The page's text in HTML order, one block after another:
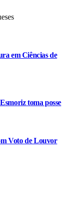
em Ciências de
toma posse
Voto de Louvor